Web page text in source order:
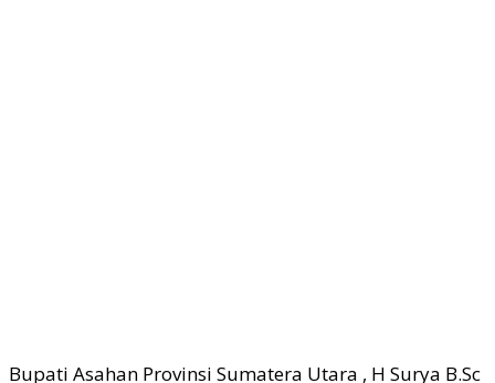
Bupati Asahan Provinsi Sumatera Utara , H Surya B.Sc